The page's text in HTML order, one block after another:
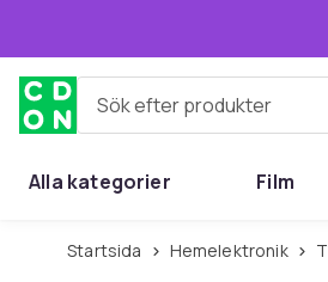
Sök efter produkter
Alla kategorier Film
Startsida Hemelektronik